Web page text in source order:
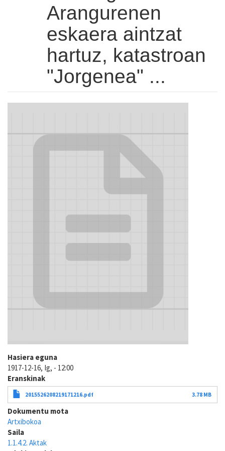
Arangurenen
eskaera aintzat
hartuz, katastroan
"Jorgenea" ...
Hasiera eguna
1917-12-16, Ig, - 12:00
Eranskinak
2015526208219171216.pdf 3.78 MB
Dokumentu mota
Artxibokoa
Saila
1.1.4.2. Aktak